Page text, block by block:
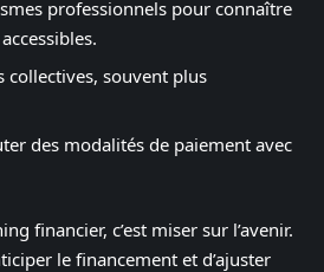
professionnels pour connaître
collectives, souvent plus
des modalités de paiement avec
financier, c’est miser sur l’avenir.
le financement et d’ajuster